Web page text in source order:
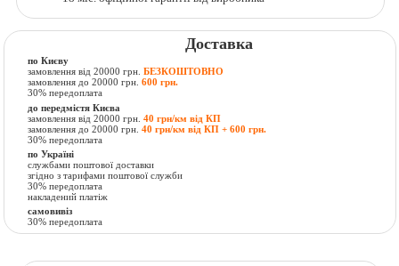
Доставка
по Києву
замовлення від 20000 грн.БЕЗКОШТОВНО
замовлення до 20000 грн.600 грн.
30% передоплата
до передмістя Києва
замовлення від 20000 грн.40 грн/км від КП
замовлення до 20000 грн.40 грн/км від КП + 600 грн.
30% передоплата
по Україні
службами поштової доставки
згідно з тарифами поштової служби
30% передоплата
накладений платіж
самовивіз
30% передоплата